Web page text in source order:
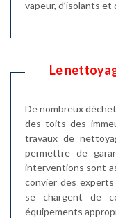
vapeur, d’isolants et
Le
De nombreux
des toits des
travaux de
permettre de
interventions sont
convier des
se chargent de
équipements